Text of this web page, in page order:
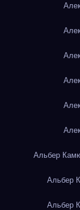
Альбер
Альбер
Альбер